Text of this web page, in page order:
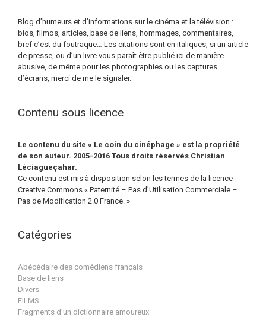
Blog d’humeurs et d’informations sur le cinéma et la télévision :
bios, filmos, articles, base de liens, hommages, commentaires,
bref c’est du foutraque… Les citations sont en italiques, si un article
de presse, ou d’un livre vous paraît être publié ici de manière
abusive, de même pour les photographies ou les captures
d’écrans, merci de me le signaler.
Contenu sous licence
Le contenu du site « Le coin du cinéphage » est la propriété
de son auteur. 2005-2016 Tous droits réservés Christian
Léciagueçahar.
Ce contenu est mis à disposition selon les termes de la licence
Creative Commons « Paternité – Pas d’Utilisation Commerciale –
Pas de Modification 2.0 France. »
Catégories
Abécédaire des comédiens français
Base de liens
Divers
FILMS
Fragments d'un dictionnaire amoureux